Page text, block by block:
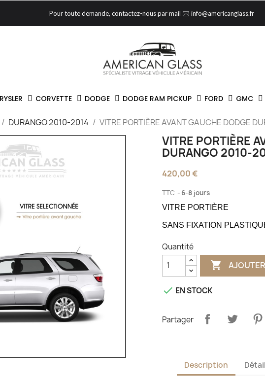
Pour toute demande, contactez-nous par mail 🖂 info@americanglass.fr
CORVETTE DODGE DODGE RAM PICKUP FORD GMC
DURANGO 2010-2014 VITRE PORTIÈRE AVANT GAUCHE DODGE
VITRE PORTIÈRE
DURANGO 2010-
420,00 €
TTC 6-8 jours
VITRE PORTIÈRE
SANS FIXATION
Quantité

 EN STOCK
Partager
Description